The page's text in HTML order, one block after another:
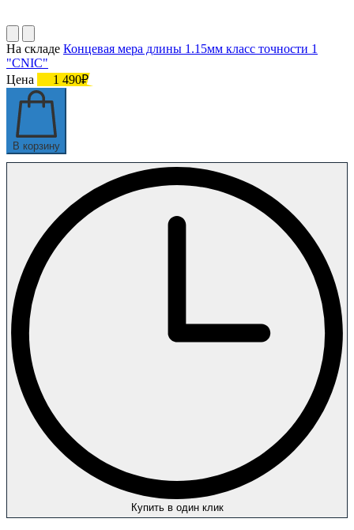
На складе Концевая мера длины 1.15мм класс точности 1
"CNIC"
Цена
1 490₽
В корзину
Купить в один клик